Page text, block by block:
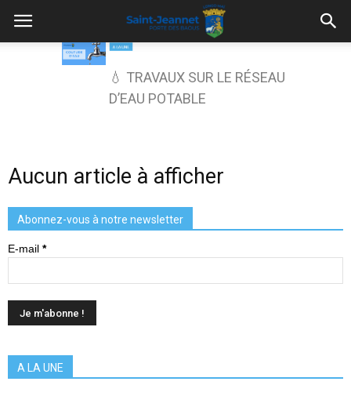
💧 TRAVAUX SUR LE RÉSEAU
D’EAU POTABLE
Aucun article à afficher
Abonnez-vous à notre newsletter
E-mail *
A LA UNE